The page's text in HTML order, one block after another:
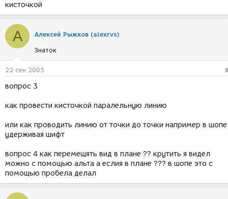
кисточкой
А Алексей Рыжков (alexrvs)
Знаток
22 сен 2005
вопрос 3
как провести кисточкой паралельную линию
или как проводить линию от точки до точки например в шопе
удерживая шифт
вопрос 4 как перемещять вид в плане ?? крутить я видел
можно с помощью альта а еслия в плане ??? в шопе это с
помощью пробела делал